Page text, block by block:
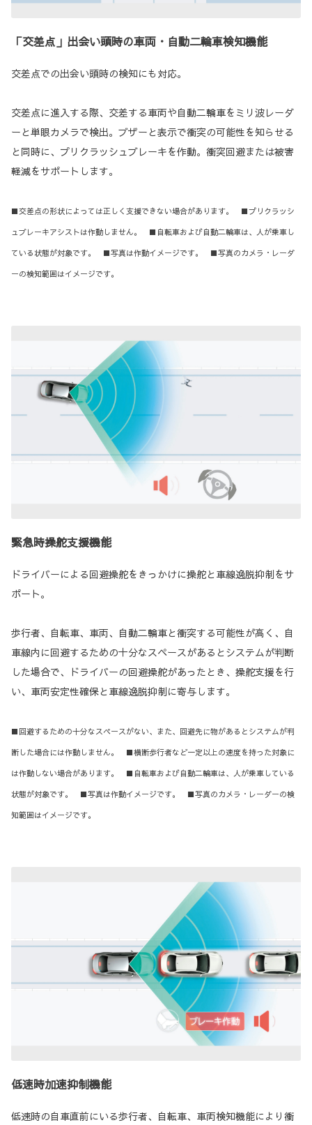
「交差点」出会い頭時の車両・自動二輪車検知機能
交差点での出会い頭時の検知にも対応。
交差点に進入する際、交差する車両や自動二輪車をミリ波レーダ
ーと単眼カメラで検出。ブザーと表示で衝突の可能性を知らせる
と同時に、プリクラッシュブレーキを作動。衝突回避または被害
軽減をサポートします。
■交差点の形状によっては正しく支援できない場合があります。 ■プリクラッシ
ュブレーキアシストは作動しません。 ■自転車および自動二輪車は、人が乗車し
ている状態が対象です。 ■写真は作動イメージです。 ■写真のカメラ・レーダ
ーの検知範囲はイメージです。
緊急時操舵支援機能
ドライバーによる回避操舵をきっかけに操舵と車線逸脱抑制をサ
ポート。
歩行者、自転車、車両、自動二輪車と衝突する可能性が高く、自
車線内に回避するための十分なスペースがあるとシステムが判断
した場合で、ドライバーの回避操舵があったとき、操舵支援を行
い、車両安定性確保と車線逸脱抑制に寄与します。
■回避するための十分なスペースがない、また、回避先に物があるとシステムが判
断した場合には作動しません。 ■横断歩行者など一定以上の速度を持った対象に
は作動しない場合があります。 ■自転車および自動二輪車は、人が乗車している
状態が対象です。 ■写真は作動イメージです。 ■写真のカメラ・レーダーの検
知範囲はイメージです。
低速時加速抑制機能
低速時の自車直前にいる歩行者、自転車、車両検知機能により衝